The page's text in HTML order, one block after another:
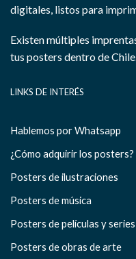
digitales, listos para
Existen múltiples
tus posters dentro de
LINKS DE INTERÉS
Hablemos por Whatsapp
¿Cómo adquirir los posters?
Posters de ilustraciones
Posters de música
Posters de películas y series
Posters de obras de arte